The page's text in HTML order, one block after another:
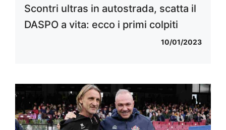
Scontri ultras in autostrada, scatta il
DASPO a vita: ecco i primi colpiti
10/01/2023